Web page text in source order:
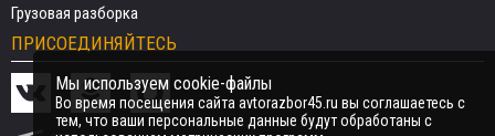
Грузовая разборка
ПРИСОЕДИНЯЙТЕСЬ
Мы используем cookie-файлы
Во время посещения сайта avtorazbor45.ru вы соглашаетесь с
тем, что ваши персональные данные будут обработаны с